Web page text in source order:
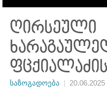
ღირსეული
ფცქიალაძის
საზოგადოება 20.06.2025